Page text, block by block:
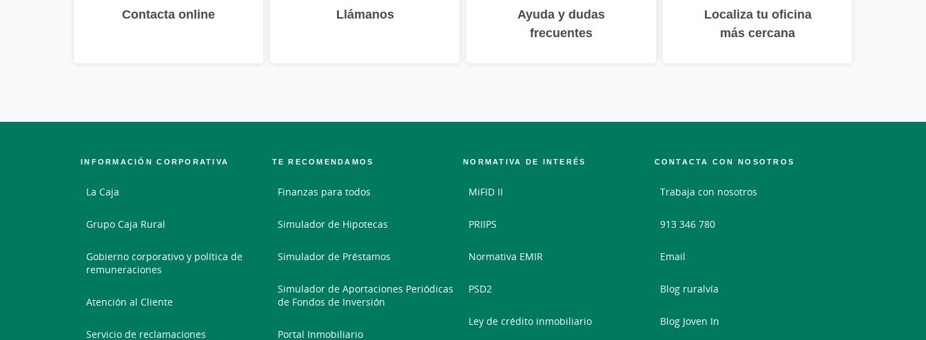
Contacta online Llámanos
Ayuda y dudas
frecuentes
Localiza tu oficina
más cercana
INFORMACIÓN CORPORATIVA
La Caja
Grupo Caja Rural
Gobierno corporativo y política de
remuneraciones
Atención al Cliente
Servicio de reclamaciones
TE RECOMENDAMOS
Finanzas para todos
Simulador de Hipotecas
Simulador de Préstamos
Simulador de Aportaciones Periódicas
de Fondos de Inversión
Portal Inmobiliario
NORMATIVA DE INTERÉS
MiFID II
PRIIPS
Normativa EMIR
PSD2
Ley de crédito inmobiliario
CONTACTA CON NOSOTROS
Trabaja con nosotros
913 346 780
Email
Blog ruralvía
Blog Joven In